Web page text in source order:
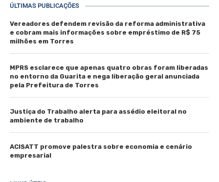
ÚLTIMAS PUBLICAÇÕES
Vereadores defendem revisão da reforma administrativa
e cobram mais informações sobre empréstimo de R$ 75
milhões em Torres
MPRS esclarece que apenas quatro obras foram liberadas
no entorno da Guarita e nega liberação geral anunciada
pela Prefeitura de Torres
Justiça do Trabalho alerta para assédio eleitoral no
ambiente de trabalho
ACISATT promove palestra sobre economia e cenário
empresarial